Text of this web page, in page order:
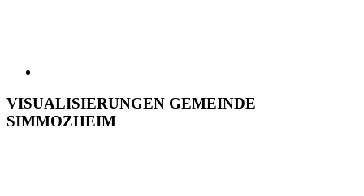
VISUALISIERUNGEN GEMEINDE
SIMMOZHEIM